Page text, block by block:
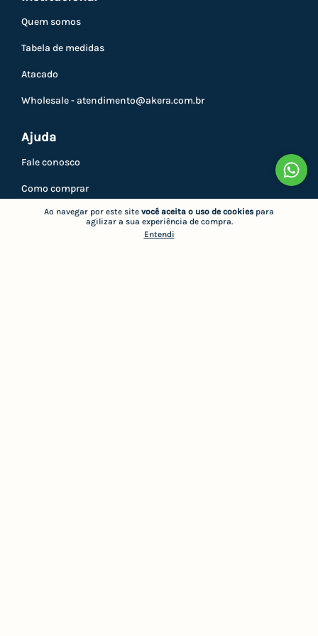
Ao navegar por este site você aceita o uso de cookies para
agilizar a sua experiência de compra.
Entendi
Quem somos
Tabela de medidas
Atacado
Wholesale -atendimento@akera.com.br
Ajuda
Fale conosco
Como comprar
Trocas e devoluções